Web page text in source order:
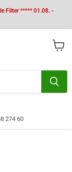
Filter ***** 01.08. -
274 60